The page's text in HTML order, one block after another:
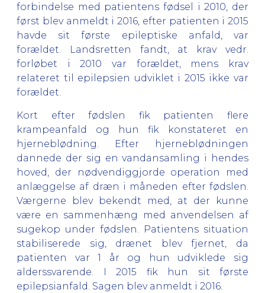
forbindelse med patientens fødsel i 2010, der
først blev anmeldt i 2016, efter patienten i 2015
havde sit første epileptiske anfald, var
forældet. Landsretten fandt, at krav vedr.
forløbet i 2010 var forældet, mens krav
relateret til epilepsien udviklet i 2015 ikke var
forældet.
Kort efter fødslen fik patienten flere
krampeanfald og hun fik konstateret en
hjerneblødning. Efter hjerneblødningen
dannede der sig en vandansamling i hendes
hoved, der nødvendiggjorde operation med
anlæggelse af dræn i måneden efter fødslen.
Værgerne blev bekendt med, at der kunne
være en sammenhæng med anvendelsen af
sugekop under fødslen. Patientens situation
stabiliserede sig, drænet blev fjernet, da
patienten var 1 år og hun udviklede sig
alderssvarende. I 2015 fik hun sit første
epilepsianfald. Sagen blev anmeldt i 2016.